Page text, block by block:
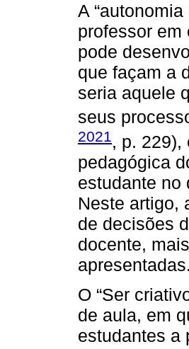
A
professor em
pode
que façam a
seria aquele
seus
2021, p. 229),
pedagógica
estudante no
Neste artigo,
de decisões
docente,
apresentadas.
O “Ser
de aula, em
estudantes a